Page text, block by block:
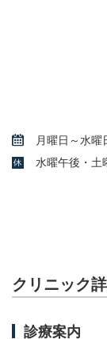
月曜日～水
水曜午後・土
クリニック
診療案内